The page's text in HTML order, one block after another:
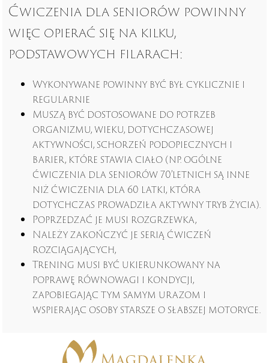
Ćwiczenia dla seniorów powinny
więc opierać się na kilku,
podstawowych filarach:
Wykonywane powinny być był cyklicznie i
regularnie
Muszą być dostosowane do potrzeb
organizmu, wieku, dotychczasowej
aktywności, schorzeń podopiecznych i
barier, które stawia ciało (np. ogólne
ćwiczenia dla seniorów 70’letnich są inne
niż ćwiczenia dla 60 latki, która
dotychczas prowadziła aktywny tryb życia).
Poprzedzać je musi rozgrzewka,
Należy zakończyć je serią ćwiczeń
rozciągających,
Trening musi być ukierunkowany na
poprawę równowagi i kondycji,
zapobiegając tym samym urazom i
wspierając osoby starsze o słabszej motoryce.